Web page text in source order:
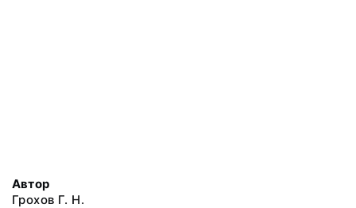
Автор
Грохов Г. Н.